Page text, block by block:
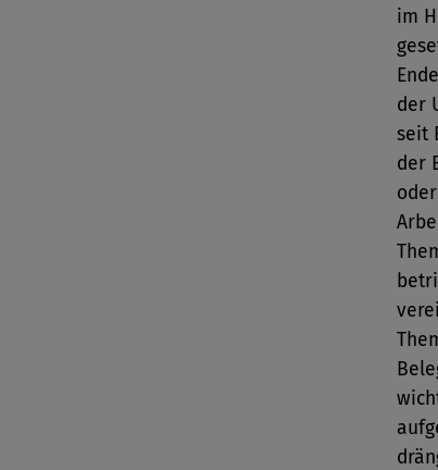
im
der
seit
der